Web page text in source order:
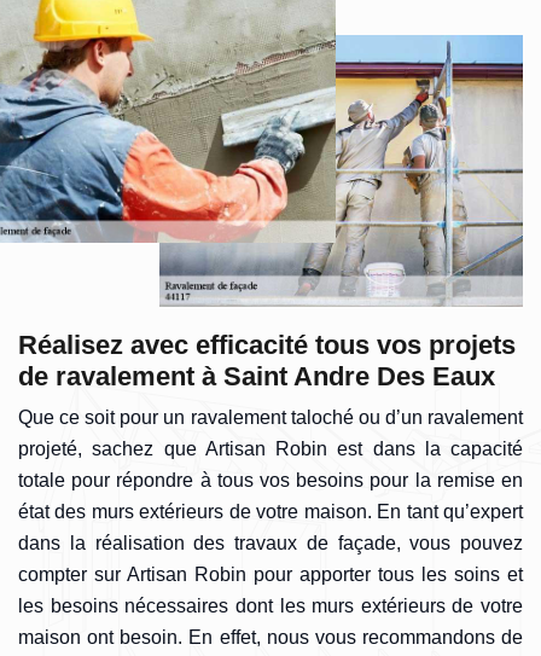
Réalisez avec efficacité tous vos projets
de ravalement à Saint Andre Des Eaux
Que ce soit pour un ravalement taloché ou d’un ravalement
projeté, sachez que Artisan Robin est dans la capacité
totale pour répondre à tous vos besoins pour la remise en
état des murs extérieurs de votre maison. En tant qu’expert
dans la réalisation des travaux de façade, vous pouvez
compter sur Artisan Robin pour apporter tous les soins et
les besoins nécessaires dont les murs extérieurs de votre
maison ont besoin. En effet, nous vous recommandons de